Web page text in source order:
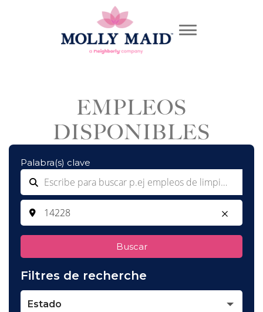
EMPLEOS
DISPONIBLES
Palabra(s) clave
Buscar
Filtres de recherche
Estado